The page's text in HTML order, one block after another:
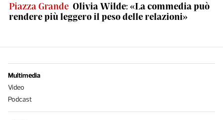
Piazza Grande Olivia Wilde: «La commedia può
rendere più leggero il peso delle relazioni»
Multimedia
Video
Podcast